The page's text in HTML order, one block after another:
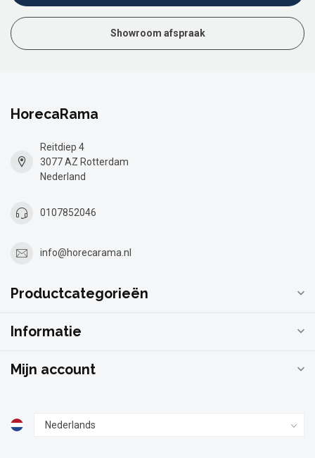
Showroom afspraak
HorecaRama
Reitdiep 4
3077 AZ Rotterdam
Nederland
0107852046
info@horecarama.nl
Productcategorieën
Informatie
Mijn account